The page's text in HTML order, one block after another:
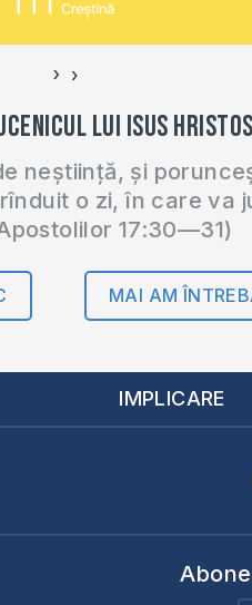
‹ ›
lui Isus
neștiință, și
o zi, în care va
17:30—31)
MAI AM
IMPLICARE